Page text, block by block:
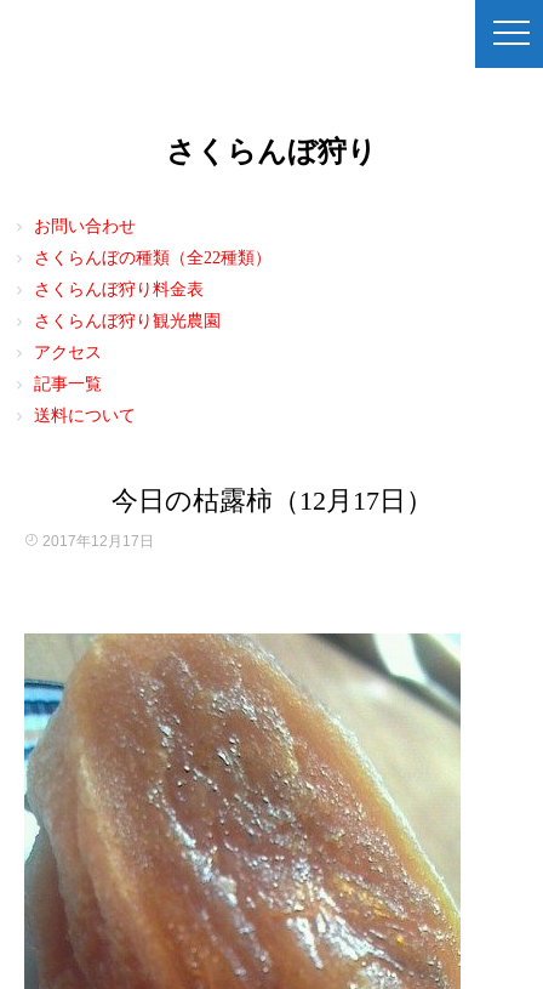
さくらんぼ狩り
お問い合わせ
さくらんぼの種類（全22種類）
さくらんぼ狩り料金表
さくらんぼ狩り観光農園
アクセス
記事一覧
送料について
今日の枯露柿（12月17日）
2017年12月17日